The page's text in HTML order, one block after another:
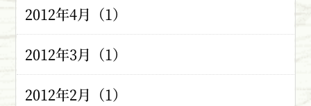
2012年4月（1）
2012年3月（1）
2012年2月（1）